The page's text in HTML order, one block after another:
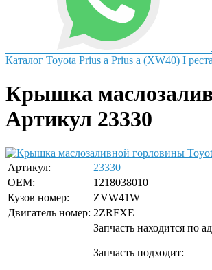
Каталог Toyota Prius a Prius a (XW40) I
Крышка
Артикул 23330
Артикул:
23330
OEM:
1218038010
Кузов номер:
ZVW41W
Двигатель номер: 2ZRFXE
Запчасть находится по
Запчасть подходит: